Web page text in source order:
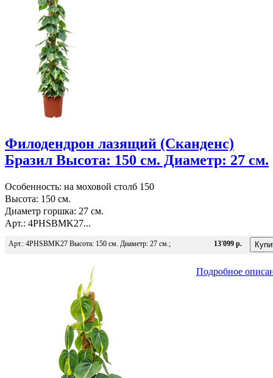
Филодендрон лазящий (Сканденс)
Бразил Высота: 150 см. Диаметр: 27 см.
Особенность: на моховой столб 150
Высота: 150 см.
Диаметр горшка: 27 см.
Арт.: 4PHSBMK27...
Арт.: 4PHSBMK27 Высота: 150 см. Диаметр: 27 см.; 13'099 р.
Подробное